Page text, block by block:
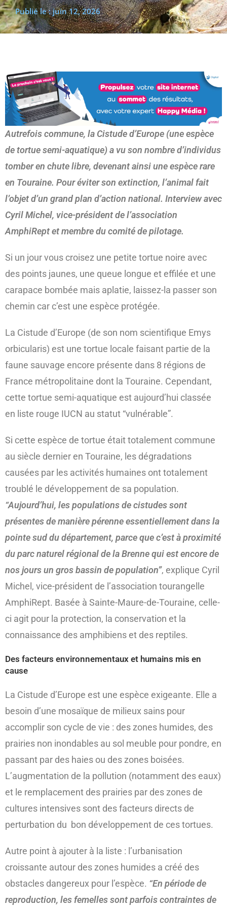
(re)découvrir le CCC OD « On veut mettre le feu à
Publié le : juin 12, 2026
Autrefois commune, la Cistude d’Europe (une espèce
de tortue semi-aquatique) a vu son nombre d’individus
tomber en chute libre, devenant ainsi une espèce rare
en Touraine. Pour éviter son extinction, l’animal fait
l’objet d’un grand plan d’action national. Interview avec
Cyril Michel, vice-président de l’association
AmphiRept et membre du comité de pilotage.
Si un jour vous croisez une petite tortue noire avec
des points jaunes, une queue longue et effilée et une
carapace bombée mais aplatie, laissez-la passer son
chemin car c’est une espèce protégée.
La Cistude d’Europe (de son nom scientifique Emys
orbicularis) est une tortue locale faisant partie de la
faune sauvage encore présente dans 8 régions de
France métropolitaine dont la Touraine. Cependant,
cette tortue semi-aquatique est aujourd’hui classée
en liste rouge IUCN au statut “vulnérable”.
Si cette espèce de tortue était totalement commune
au siècle dernier en Touraine, les dégradations
causées par les activités humaines ont totalement
troublé le développement de sa population.
“Aujourd’hui, les populations de cistudes sont
présentes de manière pérenne essentiellement dans la
pointe sud du département, parce que c’est à proximité
du parc naturel régional de la Brenne qui est encore de
nos jours un gros bassin de population”, explique Cyril
Michel, vice-président de l’association tourangelle
AmphiRept. Basée à Sainte-Maure-de-Touraine, celle-
ci agit pour la protection, la conservation et la
connaissance des amphibiens et des reptiles.
Des facteurs environnementaux et humains mis en
cause
La Cistude d’Europe est une espèce exigeante. Elle a
besoin d’une mosaïque de milieux sains pour
accomplir son cycle de vie : des zones humides, des
prairies non inondables au sol meuble pour pondre, en
passant par des haies ou des zones boisées.
L’augmentation de la pollution (notamment des eaux)
et le remplacement des prairies par des zones de
cultures intensives sont des facteurs directs de
perturbation du bon développement de ces tortues.
Autre point à ajouter à la liste : l’urbanisation
croissante autour des zones humides a créé des
obstacles dangereux pour l’espèce. “En période de
reproduction, les femelles sont parfois contraintes de